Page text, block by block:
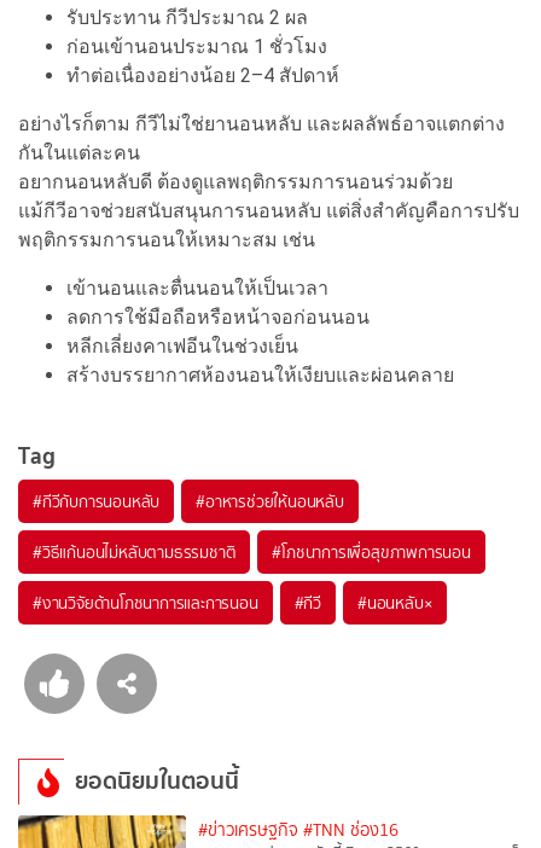
รับประทาน กีวีประมาณ 2 ผล
ก่อนเข้านอนประมาณ 1 ชั่วโมง
ทำต่อเนื่องอย่างน้อย 2–4 สัปดาห์
อย่างไรก็ตาม กีวีไม่ใช่ยานอนหลับ และผลลัพธ์อาจแตกต่าง
กันในแต่ละคน
อยากนอนหลับดี ต้องดูแลพฤติกรรมการนอนร่วมด้วย
แม้กีวีอาจช่วยสนับสนุนการนอนหลับ แต่สิ่งสำคัญคือการปรับ
พฤติกรรมการนอนให้เหมาะสม เช่น
เข้านอนและตื่นนอนให้เป็นเวลา
ลดการใช้มือถือหรือหน้าจอก่อนนอน
หลีกเลี่ยงคาเฟอีนในช่วงเย็น
สร้างบรรยากาศห้องนอนให้เงียบและผ่อนคลาย
Tag
#กีวีกับการนอนหลับ #อาหารช่วยให้นอนหลับ
#วิธีแก้นอนไม่หลับตามธรรมชาติ #โภชนาการเพื่อสุขภาพการนอน
#งานวิจัยด้านโภชนาการและการนอน #กีวี #นอนหลับ×
ยอดนิยมในตอนนี้
#ข่าวเศรษฐกิจ #TNN ช่อง16